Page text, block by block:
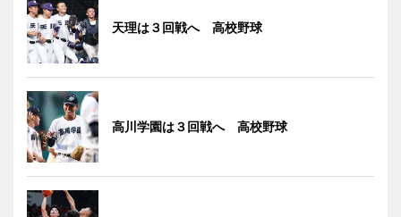
天理は３回戦へ 高校野球
高川学園は３回戦へ 高校野球